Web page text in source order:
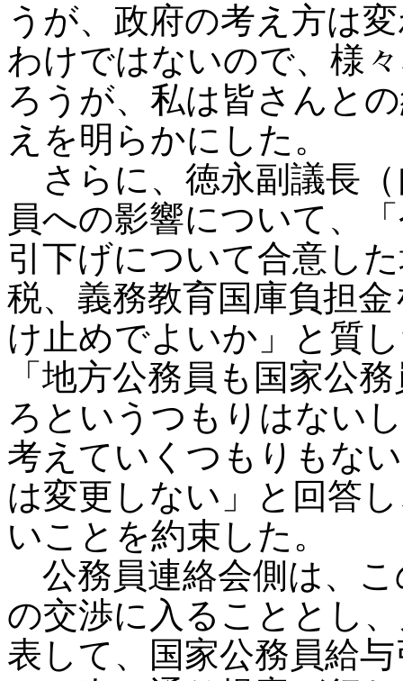
うが、政府の考え方は
わけではないので、様
ろうが、私は皆さんと
えを明らかにした。
さらに、徳永副議長（
員への影響について、
引下げについて合意し
税、義務教育国庫負担
け止めでよいか」と質
「地方公務員も国家公
ろというつもりはない
考えていくつもりもな
は変更しない」と回答
いことを約束した。
公務員連絡会側は、こ
の交渉に入ることとし
表して、国家公務員給